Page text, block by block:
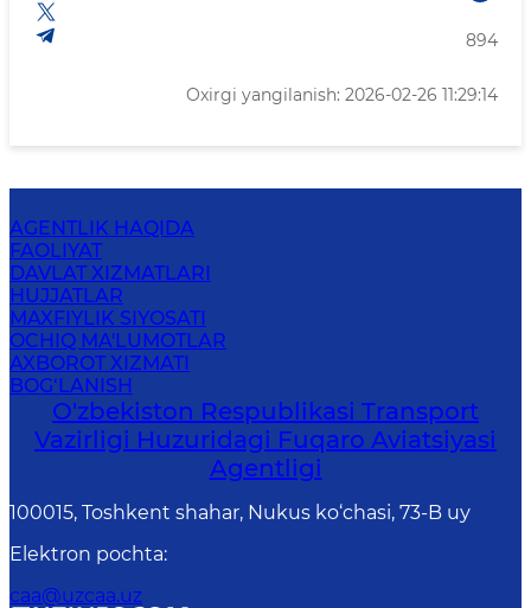
894
Oxirgi yangilanish: 2026-02-26 11:29:14
AGENTLIK HAQIDA
FAOLIYAT
DAVLAT XIZMATLARI
HUJJATLAR
MAXFIYLIK SIYOSATI
OCHIQ MA'LUMOTLAR
AXBOROT XIZMATI
BOG‘LANISH
O'zbekiston Respublikasi Transport
Vazirligi Huzuridagi Fuqaro Aviatsiyasi
Agentligi
100015, Toshkent shahar, Nukus ko‘chasi, 73-B uу
Elektron pochta:
caa@uzcaa.uz